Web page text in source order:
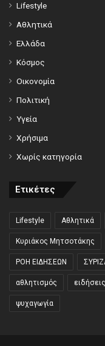
Lifestyle
Αθλητικά
Ελλάδα
Κόσμος
Οικονομία
Πολιτική
Υγεία
Χρήσιμα
Χωρίς κατηγορία
Ετικέτες
Lifestyle Αθλητικά
Κυριάκος Μητσοτάκης
ΡΟΗ ΕΙΔΗΣΕΩΝ
αθλητισμός ειδήσεις
ψυχαγωγία